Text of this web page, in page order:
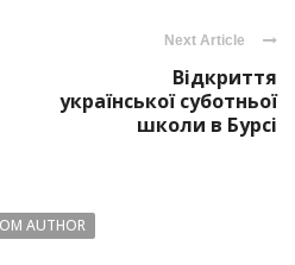
Next Article
Відкриття
української суботньої
школи в Бурсі
AUTHOR